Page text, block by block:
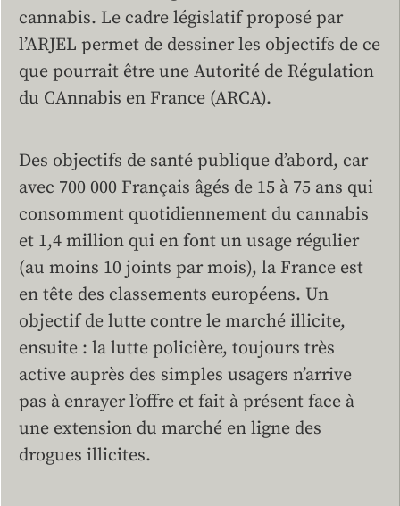
cannabis. Le cadre législatif proposé par
l’ARJEL permet de dessiner les objectifs de ce
que pourrait être une Autorité de Régulation
du CAnnabis en France (ARCA).
Des objectifs de santé publique d’abord, car
avec 700 000 Français âgés de 15 à 75 ans qui
consomment quotidiennement du cannabis
et 1,4 million qui en font un usage régulier
(au moins 10 joints par mois), la France est
en tête des classements européens. Un
objectif de lutte contre le marché illicite,
ensuite : la lutte policière, toujours très
active auprès des simples usagers n’arrive
pas à enrayer l’offre et fait à présent face à
une extension du marché en ligne des
drogues illicites.